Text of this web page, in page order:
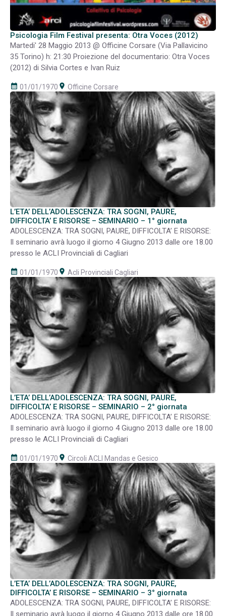
Psicologia Film Festival presenta: Otra Voces (2012)
Martedi' 28 Maggio 2013 @ Officine Corsare (Via Pallavicino
35 Torino) h: 21:30 Proiezione del documentario: Otra Voces
(2012) di Silvia Cortes e Ivan Ruiz
calendar_month 01/01/1970 room Officine Corsare
L’ETA’ DELL’ADOLESCENZA: TRA SOGNI, PAURE,
DIFFICOLTA’ E RISORSE – SEMINARIO – 1° giornata
ADOLESCENZA: TRA SOGNI, PAURE, DIFFICOLTA’ E RISORSE:
Il seminario avrà luogo il giorno 4 Giugno 2013 dalle ore 18.00
presso le ACLI Provinciali di Cagliari
calendar_month 01/01/1970 room Acli Provinciali Cagliari
L’ETA’ DELL’ADOLESCENZA: TRA SOGNI, PAURE,
DIFFICOLTA’ E RISORSE – SEMINARIO – 2° giornata
ADOLESCENZA: TRA SOGNI, PAURE, DIFFICOLTA’ E RISORSE:
Il seminario avrà luogo il giorno 4 Giugno 2013 dalle ore 18.00
presso le ACLI Provinciali di Cagliari
calendar_month 01/01/1970 room Circoli ACLI Mandas e Gesico
L’ETA’ DELL’ADOLESCENZA: TRA SOGNI, PAURE,
DIFFICOLTA’ E RISORSE – SEMINARIO – 3° giornata
ADOLESCENZA: TRA SOGNI, PAURE, DIFFICOLTA’ E RISORSE:
Il seminario avrà luogo il giorno 4 Giugno 2013 dalle ore 18.00